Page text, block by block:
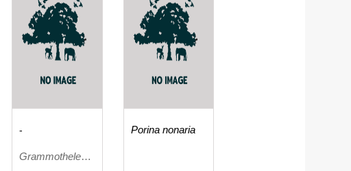
-
Grammothele
Porina nonaria